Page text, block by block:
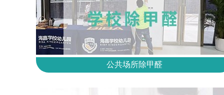
公共场所除甲醛